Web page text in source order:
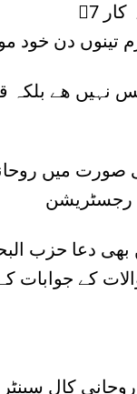
تینوں دن خود
ھے بلکہ
صورت میں
رجسٹریشن
بھی دعا حزب
کے جوابات